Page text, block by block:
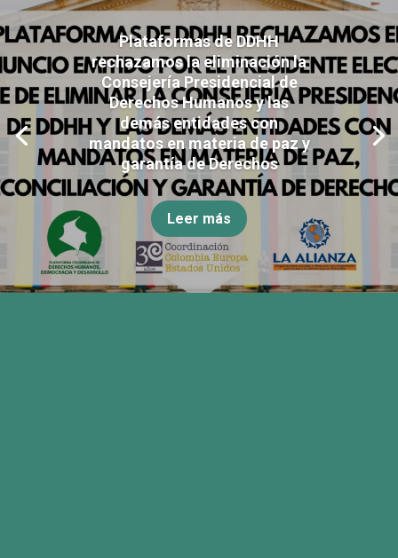
Plataformas de DDHH
rechazamos la eliminación la
Consejería Presidencial de
Derechos Humanos y las
demás entidades con
mandatos en materia de paz y
garantía de Derechos
Leer más